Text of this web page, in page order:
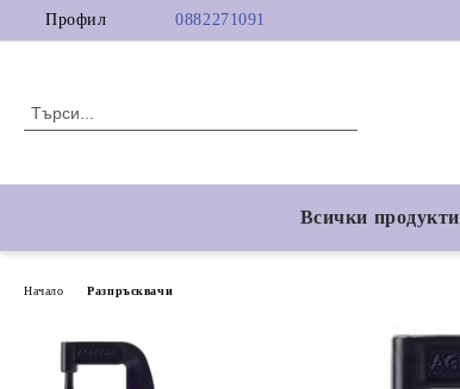
Профил 0882271091
Всички продукти
Начало Разпръсквачи